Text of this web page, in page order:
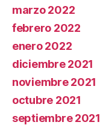
marzo 2022
febrero 2022
enero 2022
diciembre 2021
noviembre 2021
octubre 2021
septiembre 2021